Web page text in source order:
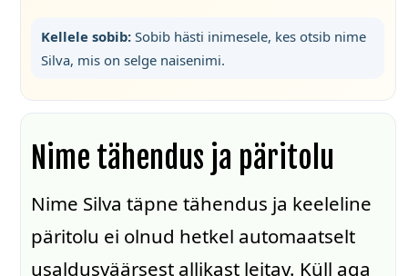
Kellele sobib:Sobib hästi inimesele, kes otsib nime
Silva, mis on selge naisenimi.
Nime tähendus ja päritolu
Nime Silva täpne tähendus ja keeleline
päritolu ei olnud hetkel automaatselt
usaldusväärsest allikast leitav. Küll aga